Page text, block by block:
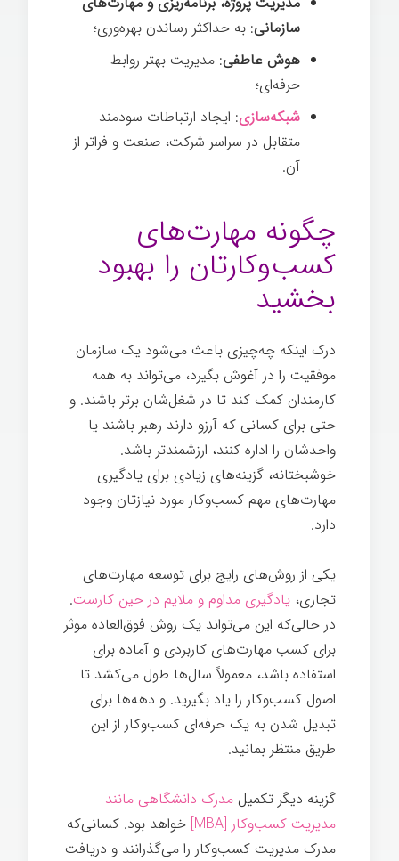
سازمانی: به حداکثر رساندن بهره‌وری؛
هوش عاطفی: مدیریت بهتر روابط
حرفه‌ای؛
شبکه‌سازی: ایجاد ارتباطات سودمند
متقابل در سراسر شرکت، صنعت و فراتر از
آن.
چگونه مهارت‌های
کسب‌وکارتان را بهبود
بخشید
درک اینکه چه‌چیزی باعث می‌شود یک سازمان
موفقیت را در آغوش بگیرد، می‌تواند به همه
کارمندان کمک کند تا در شغل‌شان برتر باشند. و
حتی برای کسانی که آرزو دارند رهبر باشند یا
واحدشان را اداره کنند، ارزشمندتر باشد.
خوشبختانه، گزینه‌های زیادی برای یادگیری
مهارت‌های مهم کسب‌وکار مورد نیازتان وجود
دارد.
یکی از روش‌های رایج برای توسعه مهارت‌های
تجاری، یادگیری مداوم و ملایم در حین کارست.
در حالی‌که این می‌تواند یک روش فوق‌العاده موثر
برای کسب مهارت‌های کاربردی و آماده برای
استفاده باشد، معمولاً سال‌ها طول می‌کشد تا
اصول کسب‌وکار را یاد بگیرید. و دهه‌ها برای
تبدیل شدن به یک حرفه‌ای کسب‌وکار از این
طریق منتظر بمانید.
گزینه دیگر تکمیل مدرک دانشگاهی مانند
مدیریت کسب‌وکار [MBA]
خواهد بود. کسانی‌که
مدرک مدیریت کسب‌وکار را می‌گذرانند و دریافت